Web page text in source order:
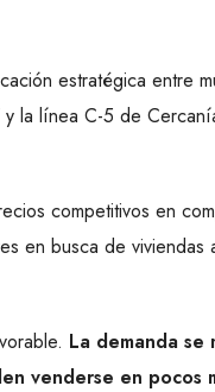
estratégica entre
la línea C-5 de
competitivos en
en busca de viviendas
La demanda se
venderse en pocos